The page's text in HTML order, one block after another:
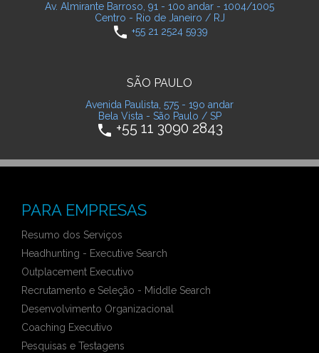
Av. Almirante Barroso, 91 - 10o andar - 1004/1005
Centro - Rio de Janeiro / RJ
phone +55 21 2524 5939
SÃO PAULO
Avenida Paulista, 575 - 19o andar
Bela Vista - São Paulo / SP
phone +55 11 3090 2843
PARA EMPRESAS
Resumo dos Serviços
Headhunting - Executive Search
Outplacement Executivo
Recrutamento e Seleção - Middle Search
Desenvolvimento Organizacional
Coaching Executivo
Pesquisas e Testagens